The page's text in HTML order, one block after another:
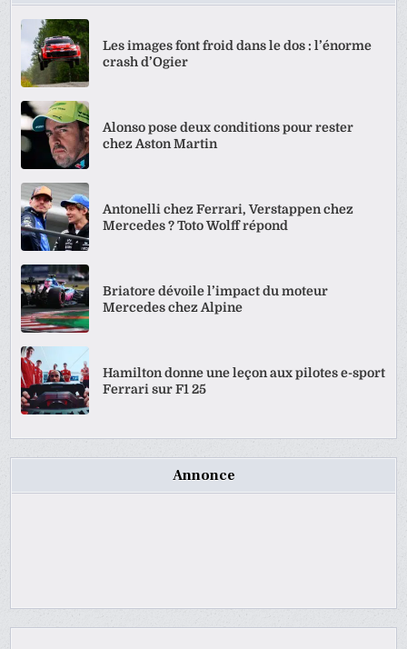
Les images font froid dans le dos : l’énorme
crash d’Ogier
Alonso pose deux conditions pour rester
chez Aston Martin
Antonelli chez Ferrari, Verstappen chez
Mercedes ? Toto Wolff répond
Briatore dévoile l’impact du moteur
Mercedes chez Alpine
Hamilton donne une leçon aux pilotes e-sport
Ferrari sur F1 25
Annonce